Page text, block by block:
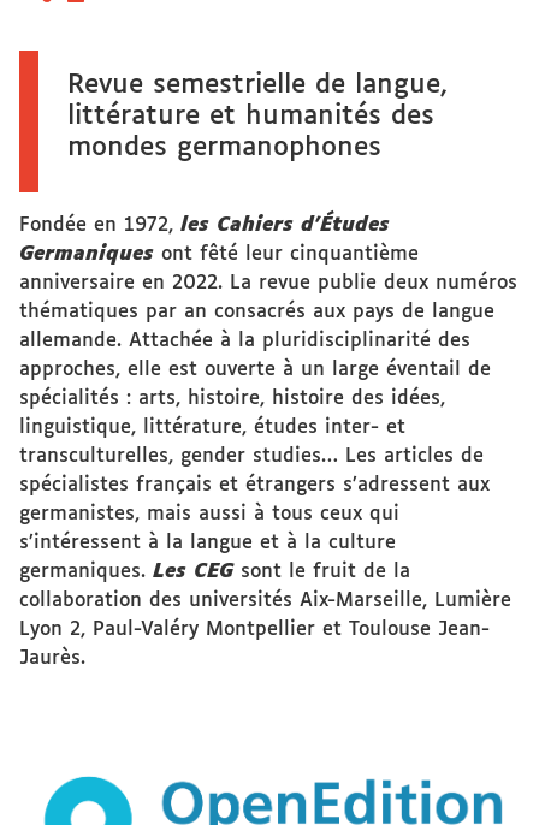
Germaniques
Revue semestrielle de langue,
littérature et humanités des
mondes germanophones
Fondée en 1972, les Cahiers d’Études
Germaniques ont fêté leur cinquantième
anniversaire en 2022. La revue publie deux numéros
thématiques par an consacrés aux pays de langue
allemande. Attachée à la pluridisciplinarité des
approches, elle est ouverte à un large éventail de
spécialités : arts, histoire, histoire des idées,
linguistique, littérature, études inter- et
transculturelles, gender studies… Les articles de
spécialistes français et étrangers s’adressent aux
germanistes, mais aussi à tous ceux qui
s’intéressent à la langue et à la culture
germaniques. Les CEGsont le fruit de la
collaboration des universités Aix-Marseille, Lumière
Lyon 2, Paul-Valéry Montpellier et Toulouse Jean-
Jaurès.